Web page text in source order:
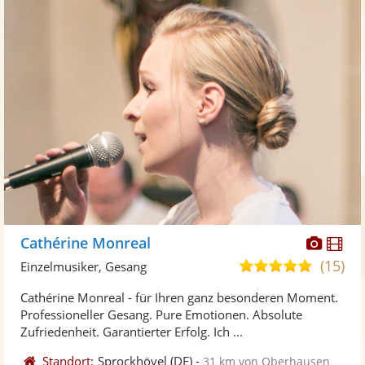
Fotos
Cathérine Monreal
5,0
5
(15)
Einzelmusiker, Gesang
Cathérine Monreal - für Ihren ganz besonderen Moment.
Professioneller Gesang. Pure Emotionen. Absolute
Zufriedenheit. Garantierter Erfolg. Ich ...
Standort: Sprockhövel (DE) -31 km von Oberhausen